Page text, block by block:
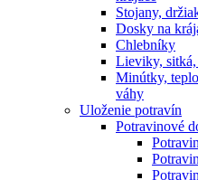
Stojany,
Dosky na
Chlebníky
Lieviky, sitká,
Minútky,
váhy
Uloženie potravín
Potravinové